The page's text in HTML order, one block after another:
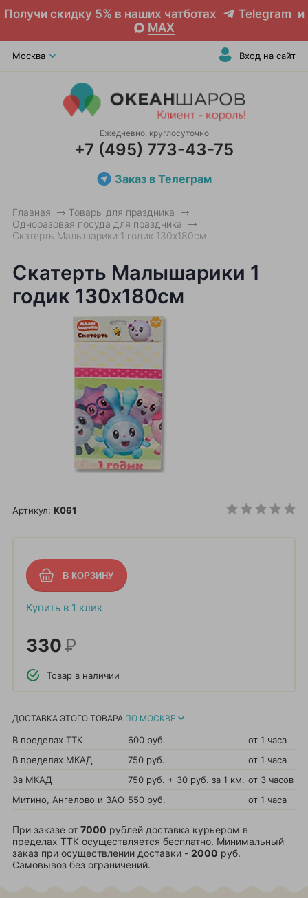
Получи скидку 5% в наших чатботах Telegram и
MAX
Москва Вход на сайт
Ежедневно, круглосуточно
+7 (495) 773-43-75
Заказ в Телеграм
Главная
Товары для праздника
Одноразовая посуда для праздника
Скатерть Малышарики 1 годик 130х180см
Скатерть Малышарики 1
годик 130х180см
Артикул: К061
Купить в 1 клик
330Р
Товар в наличии
ДОСТАВКА ЭТОГО ТОВАРА ПО МОСКВЕ
В пределах ТТК 600 руб.
от 1 часа
В пределах МКАД
750 руб.
от 1 часа
За МКАД
750 руб. + 30 руб. за 1 км. от 3 часов
Митино, Ангелово и ЗАО 550 руб. от 1 часа
При заказе от 7000 рублей доставка курьером в
пределах ТТК осуществляется бесплатно. Минимальный
заказ при осуществлении доставки - 2000 руб.
Самовывоз без ограничений.